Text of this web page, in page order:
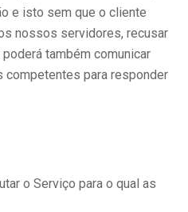
e isto sem que o cliente
nossos servidores, recusar
também comunicar
para responder
o Serviço para o qual as